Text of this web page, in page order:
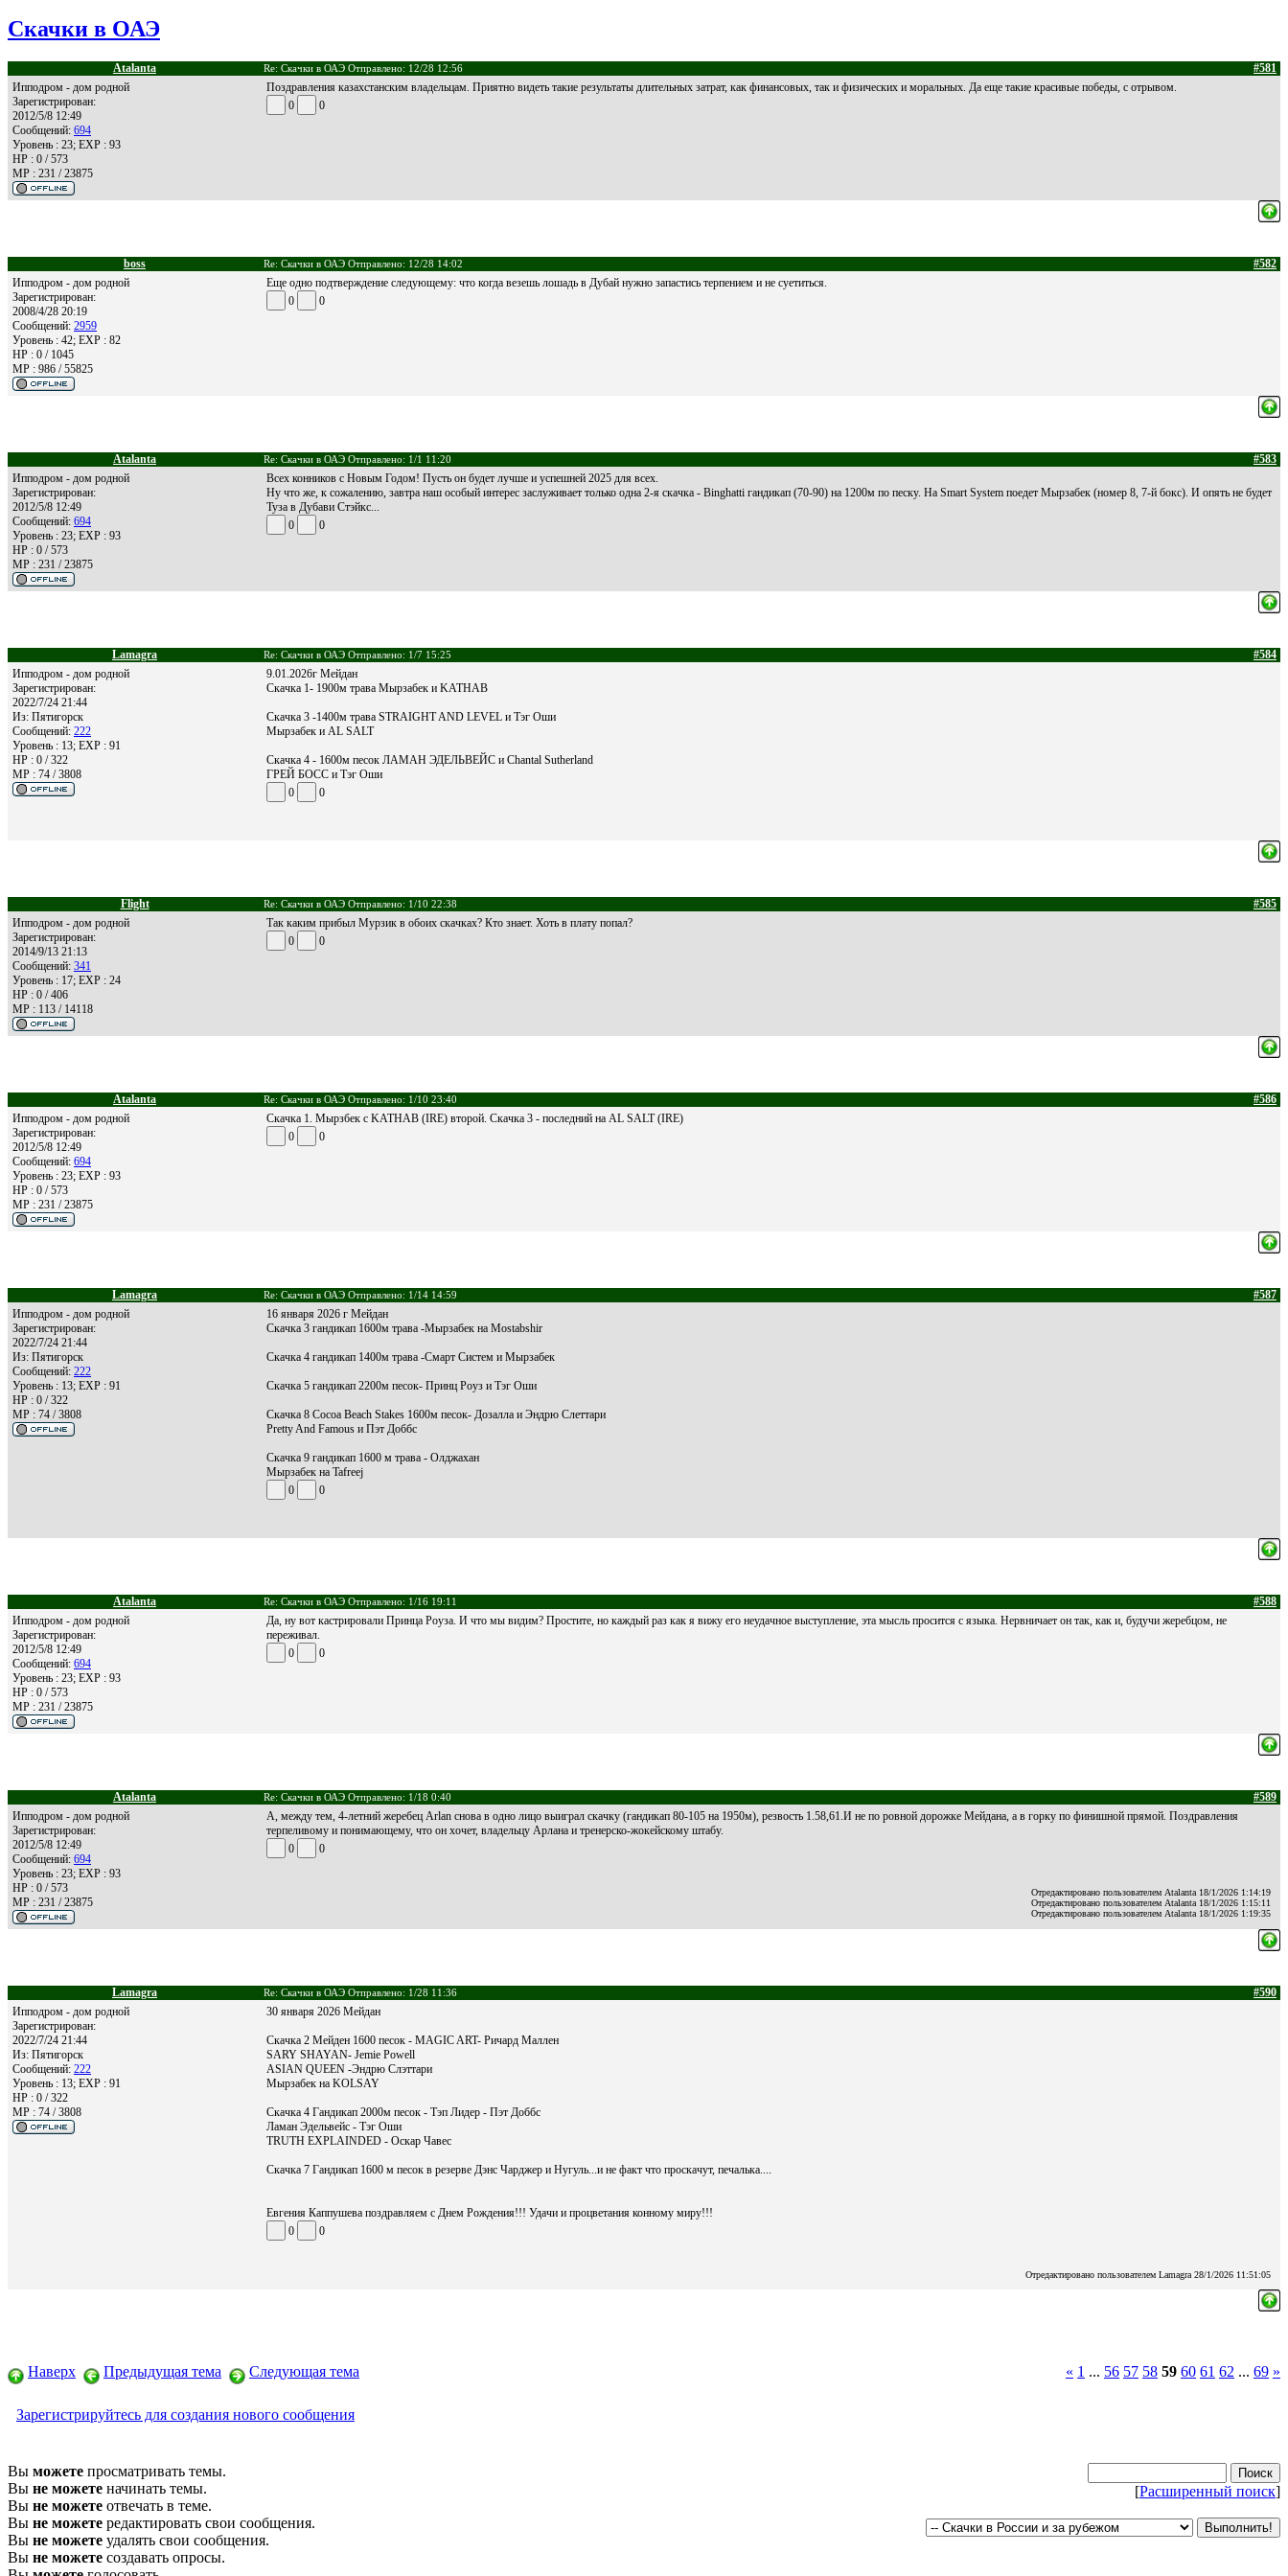
Скачки в ОАЭ
Atalanta Re: Скачки в ОАЭ Отправлено: 12/28 12:56
#581
Ипподром - дом родной
Зарегистрирован:
2012/5/8 12:49
Сообщений: 694
Уровень : 23; EXP : 93
HP : 0 / 573
MP : 231 / 23875
Поздравления казахстанским владельцам. Приятно видеть такие результаты длительных затрат, как финансовых, так и физических и моральных. Да еще такие красивые победы, с отрывом.
0
0
boss Re: Скачки в ОАЭ Отправлено: 12/28 14:02
#582
Ипподром - дом родной
Зарегистрирован:
2008/4/28 20:19
Сообщений: 2959
Уровень : 42; EXP : 82
HP : 0 / 1045
MP : 986 / 55825
Еще одно подтверждение следующему: что когда везешь лошадь в Дубай нужно запастись терпением и не суетиться.
0
0
Atalanta Re: Скачки в ОАЭ Отправлено: 1/1 11:20
#583
Ипподром - дом родной
Зарегистрирован:
2012/5/8 12:49
Сообщений: 694
Уровень : 23; EXP : 93
HP : 0 / 573
MP : 231 / 23875
Всех конников с Новым Годом! Пусть он будет лучше и успешней 2025 для всех.
Ну что же, к сожалению, завтра наш особый интерес заслуживает только одна 2-я скачка - Binghatti гандикап (70-90) на 1200м по песку. На Smart System поедет Мырзабек (номер 8, 7-й бокс). И опять не будет
Туза в Дубави Стэйкс...
0
0
Lamagra Re: Скачки в ОАЭ Отправлено: 1/7 15:25
#584
Ипподром - дом родной
Зарегистрирован:
2022/7/24 21:44
Из: Пятигорск
Сообщений: 222
Уровень : 13; EXP : 91
HP : 0 / 322
MP : 74 / 3808
9.01.2026г Мейдан
Скачка 1- 1900м трава Мырзабек и KATHAB
Скачка 3 -1400м трава STRAIGHT AND LEVEL и Тэг Оши
Мырзабек и AL SALT
Скачка 4 - 1600м песок ЛАМАН ЭДЕЛЬВЕЙС и Chantal Sutherland
ГРЕЙ БОСС и Тэг Оши
0
0
Flight Re: Скачки в ОАЭ Отправлено: 1/10 22:38
#585
Ипподром - дом родной
Зарегистрирован:
2014/9/13 21:13
Сообщений: 341
Уровень : 17; EXP : 24
HP : 0 / 406
MP : 113 / 14118
Так каким прибыл Мурзик в обоих скачках? Кто знает. Хоть в плату попал?
0
0
Atalanta Re: Скачки в ОАЭ Отправлено: 1/10 23:40
#586
Ипподром - дом родной
Зарегистрирован:
2012/5/8 12:49
Сообщений: 694
Уровень : 23; EXP : 93
HP : 0 / 573
MP : 231 / 23875
Скачка 1. Мырзбек с KATHAB (IRE) второй. Скачка 3 - последний на AL SALT (IRE)
0
0
Lamagra Re: Скачки в ОАЭ Отправлено: 1/14 14:59
#587
Ипподром - дом родной
Зарегистрирован:
2022/7/24 21:44
Из: Пятигорск
Сообщений: 222
Уровень : 13; EXP : 91
HP : 0 / 322
MP : 74 / 3808
16 января 2026 г Мейдан
Скачка 3 гандикап 1600м трава -Мырзабек на Mostabshir
Скачка 4 гандикап 1400м трава -Смарт Систем и Мырзабек
Скачка 5 гандикап 2200м песок- Принц Роуз и Тэг Оши
Скачка 8 Cocoa Beach Stakes 1600м песок- Дозалла и Эндрю Слеттари
Pretty And Famous и Пэт Доббс
Скачка 9 гандикап 1600 м трава - Олджахан
Мырзабек на Tafreej
0
0
Atalanta Re: Скачки в ОАЭ Отправлено: 1/16 19:11
#588
Ипподром - дом родной
Зарегистрирован:
2012/5/8 12:49
Сообщений: 694
Уровень : 23; EXP : 93
HP : 0 / 573
MP : 231 / 23875
Да, ну вот кастрировали Принца Роуза. И что мы видим? Простите, но каждый раз как я вижу его неудачное выступление, эта мысль просится с языка. Нервничает он так, как и, будучи жеребцом, не
переживал.
0
0
Atalanta Re: Скачки в ОАЭ Отправлено: 1/18 0:40
#589
Ипподром - дом родной
Зарегистрирован:
2012/5/8 12:49
Сообщений: 694
Уровень : 23; EXP : 93
HP : 0 / 573
MP : 231 / 23875
А, между тем, 4-летний жеребец Arlan снова в одно лицо выиграл скачку (гандикап 80-105 на 1950м), резвость 1.58,61.И не по ровной дорожке Мейдана, а в горку по финишной прямой. Поздравления
терпеливому и понимающему, что он хочет, владельцу Арлана и тренерско-жокейскому штабу.
0
0
Отредактировано пользователем Atalanta 18/1/2026 1:14:19
Отредактировано пользователем Atalanta 18/1/2026 1:15:11
Отредактировано пользователем Atalanta 18/1/2026 1:19:35
Lamagra Re: Скачки в ОАЭ Отправлено: 1/28 11:36
#590
Ипподром - дом родной
Зарегистрирован:
2022/7/24 21:44
Из: Пятигорск
Сообщений: 222
Уровень : 13; EXP : 91
HP : 0 / 322
MP : 74 / 3808
30 января 2026 Мейдан
Скачка 2 Мейден 1600 песок - MAGIC ART- Ричард Маллен
SARY SHAYAN- Jemie Powell
ASIAN QUEEN -Эндрю Слэттари
Мырзабек на KOLSAY
Cкачка 4 Гандикап 2000м песок - Тэп Лидер - Пэт Доббс
Ламан Эдельвейс - Тэг Оши
TRUTH EXPLAINDED - Оскар Чавес
Скачка 7 Гандикап 1600 м песок в резерве Дэнс Чарджер и Нугуль...и не факт что проскачут, печалька....
Евгения Каппушева поздравляем с Днем Рождения!!! Удачи и процветания конному миру!!!
0
0
Отредактировано пользователем Lamagra 28/1/2026 11:51:05
Наверх Предыдущая тема Следующая тема « 1 ... 56 57 58 59 60 61 62 ... 69 »
Зарегистрируйтесь для создания нового сообщения
Вы можете просматривать темы.
Вы не можете начинать темы.
Вы не можете отвечать в теме.
Вы не можете редактировать свои сообщения.
Вы не можете удалять свои сообщения.
Вы не можете создавать опросы.
[Расширенный поиск]